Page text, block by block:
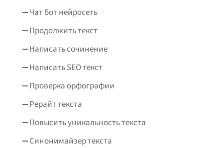
Чат бот нейросеть
Продолжить текст
Написать сочинение
Написать SEO текст
Проверка орфографии
Рерайт текста
Повысить уникальность текста
Синонимайзер текста